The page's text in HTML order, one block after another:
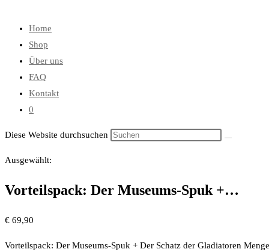
Home
Shop
Über uns
FAQ
Kontakt
0
Diese Website durchsuchen
Ausgewählt:
Vorteilspack: Der Museums-Spuk +…
€ 69,90
Vorteilspack: Der Museums-Spuk + Der Schatz der Gladiatoren Menge